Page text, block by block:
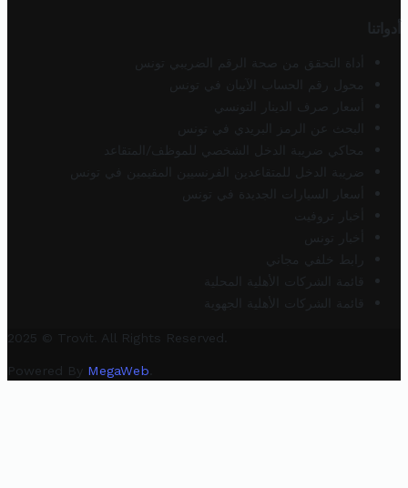
أدواتنا
أداة التحقق من صحة الرقم الضريبي تونس
محول رقم الحساب الآيبان في تونس
أسعار صرف الدينار التونسي
البحث عن الرمز البريدي في تونس
محاكي ضريبة الدخل الشخصي للموظف/المتقاعد
ضريبة الدخل للمتقاعدين الفرنسيين المقيمين في تونس
أسعار السيارات الجديدة في تونس
أخبار تروفيت
أخبار تونس
رابط خلفي مجاني
قائمة الشركات الأهلية المحلية
قائمة الشركات الأهلية الجهوية
2025 © Trovit. All Rights Reserved.
Powered By MegaWeb